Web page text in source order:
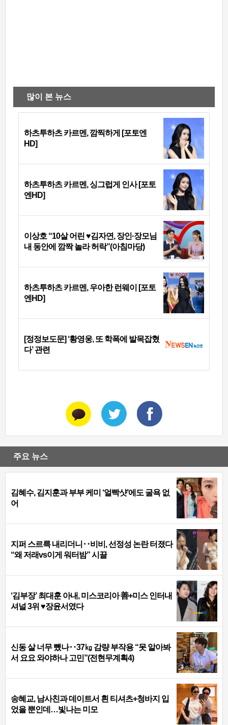
많이 본 뉴스
하츠투하츠 카르멘, 깜찍하게 [포토엔
HD]
하츠투하츠 카르멘, 싱그럽게 인사 [포토
엔HD]
이상호 “10살 어린 ♥김자연, 장인·장모님
내 동안에 깜짝 놀라 허락”(아침마당)
하츠투하츠 카르멘, 우아한 런웨이 [포토
엔HD]
[정정보도문] ‘황영웅, 또 학폭에 발목잡혔
다’ 관련
주요 뉴스
김혜수, 김지훈과 부부 케미 ‘얼빡샷’에도 굴욕 없
어
지퍼 스르륵 내리더니‥비비, 선정성 논란 터졌다
“왜 저래vs이게 워터밤” 시끌
‘김부장’ 최대훈 아내, 미스코리아 善+미스 인터내
셔널 3위 ♥장윤서였다
신동 살 너무 뺐나‥37㎏ 감량 부작용 “못 알아봐
서 요요 와야하나 고민”(전현무계획4)
송혜교, 남사친과 데이트서 흰 티셔츠+청바지 입
었을 뿐인데…빛나는 미모